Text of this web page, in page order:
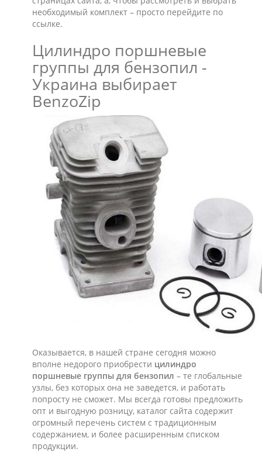
необходимый комплект – просто перейдите по
ссылке.
Цилиндро поршневые
группы для бензопил -
Украина выбирает
BenzoZip
Оказывается, в нашей стране сегодня можно
вполне недорого приобрести цилиндро
поршневые группы для бензопил – те глобальные
узлы, без которых она не заведется, и работать
попросту не сможет. Мы всегда готовы предложить
опт и выгодную розницу, каталог сайта содержит
огромный перечень систем с традиционным
содержанием, и более расширенным списком
продукции.